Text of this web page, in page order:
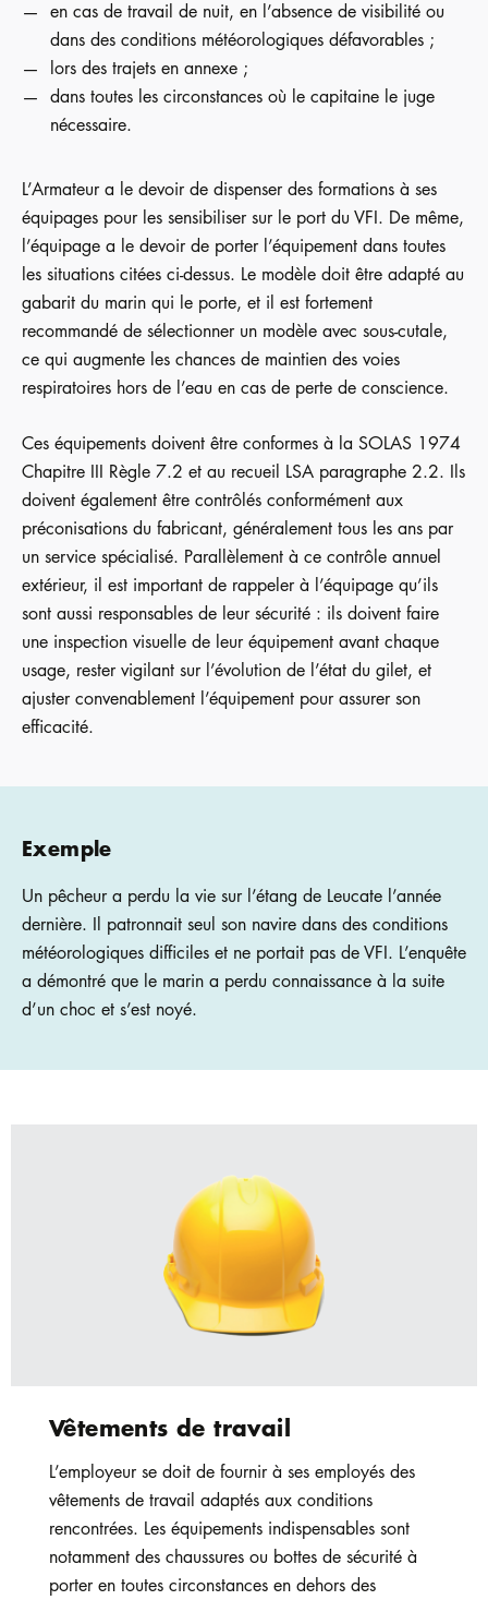
en cas de travail de nuit, en l’absence de visibilité ou
dans des conditions météorologiques défavorables ;
lors des trajets en annexe ;
dans toutes les circonstances où le capitaine le juge
nécessaire.
L’Armateur a le devoir de dispenser des formations à ses
équipages pour les sensibiliser sur le port du VFI. De même,
l’équipage a le devoir de porter l’équipement dans toutes
les situations citées ci-dessus. Le modèle doit être adapté au
gabarit du marin qui le porte, et il est fortement
recommandé de sélectionner un modèle avec sous-cutale,
ce qui augmente les chances de maintien des voies
respiratoires hors de l’eau en cas de perte de conscience.
Ces équipements doivent être conformes à la SOLAS 1974
Chapitre III Règle 7.2 et au recueil LSA paragraphe 2.2. Ils
doivent également être contrôlés conformément aux
préconisations du fabricant, généralement tous les ans par
un service spécialisé. Parallèlement à ce contrôle annuel
extérieur, il est important de rappeler à l’équipage qu’ils
sont aussi responsables de leur sécurité : ils doivent faire
une inspection visuelle de leur équipement avant chaque
usage, rester vigilant sur l’évolution de l’état du gilet, et
ajuster convenablement l’équipement pour assurer son
efficacité.
Exemple
Un pêcheur a perdu la vie sur l’étang de Leucate l’année
dernière. Il patronnait seul son navire dans des conditions
météorologiques difficiles et ne portait pas de VFI. L’enquête
a démontré que le marin a perdu connaissance à la suite
d’un choc et s’est noyé.
Vêtements de travail
L’employeur se doit de fournir à ses employés des
vêtements de travail adaptés aux conditions
rencontrées. Les équipements indispensables sont
notamment des chaussures ou bottes de sécurité à
porter en toutes circonstances en dehors des